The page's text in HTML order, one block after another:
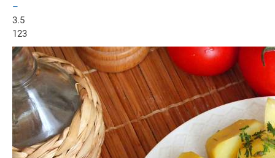
–
3.5
123